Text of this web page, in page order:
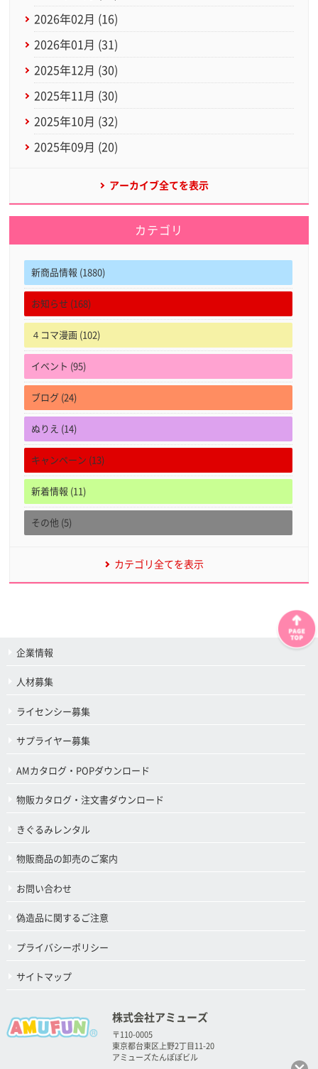
2026年02月 (16)
2026年01月 (31)
2025年12月 (30)
2025年11月 (30)
2025年10月 (32)
2025年09月 (20)
アーカイブ全てを表示
カテゴリ
新商品情報 (1880)
お知らせ (168)
４コマ漫画 (102)
イベント (95)
ブログ (24)
ぬりえ (14)
キャンペーン (13)
新着情報 (11)
その他 (5)
カテゴリ全てを表示
企業情報
人材募集
ライセンシー募集
サプライヤー募集
AMカタログ・POPダウンロード
物販カタログ・注文書ダウンロード
きぐるみレンタル
物販商品の卸売のご案内
お問い合わせ
偽造品に関するご注意
プライバシーポリシー
サイトマップ
株式会社アミューズ
〒110-0005
東京都台東区上野2丁目11-20
アミューズたんぽぽビル